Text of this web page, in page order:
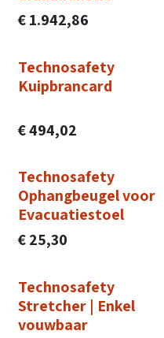
€1.942,86
Technosafety
Kuipbrancard
€494,02
Technosafety
Ophangbeugel voor
Evacuatiestoel
€25,30
Technosafety
Stretcher | Enkel
vouwbaar